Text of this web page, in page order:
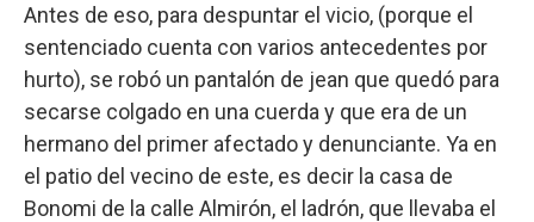
Antes de eso, para despuntar el vicio, (porque el
sentenciado cuenta con varios antecedentes por
hurto), se robó un pantalón de jean que quedó para
secarse colgado en una cuerda y que era de un
hermano del primer afectado y denunciante. Ya en
el patio del vecino de este, es decir la casa de
Bonomi de la calle Almirón, el ladrón, que llevaba el